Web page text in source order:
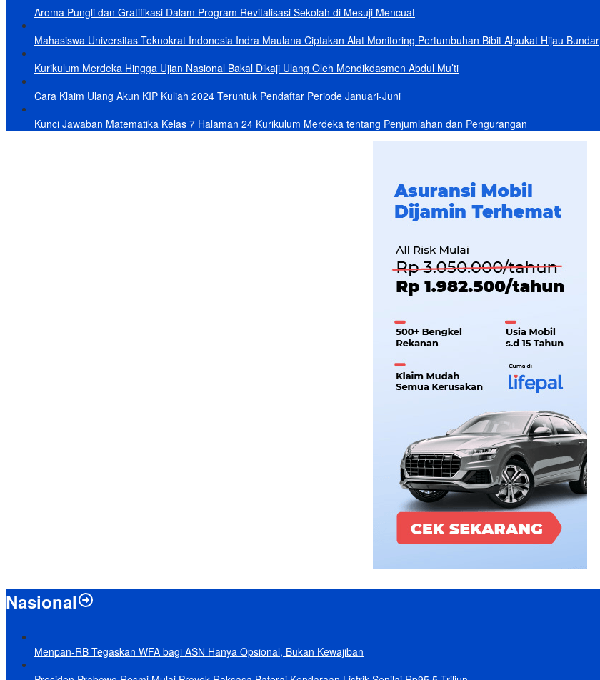
Aroma Pungli dan Gratifikasi Dalam Program Revitalisasi Sekolah di Mesuji Mencuat
Mahasiswa Universitas Teknokrat Indonesia Indra Maulana Ciptakan Alat Monitoring Pertumbuhan Bibit Alpukat Hijau Bundar
Kurikulum Merdeka Hingga Ujian Nasional Bakal Dikaji Ulang Oleh Mendikdasmen Abdul Mu’ti
Cara Klaim Ulang Akun KIP Kuliah 2024 Teruntuk Pendaftar Periode Januari-Juni
Kunci Jawaban Matematika Kelas 7 Halaman 24 Kurikulum Merdeka tentang Penjumlahan dan Pengurangan
Nasional
Menpan-RB Tegaskan WFA bagi ASN Hanya Opsional, Bukan Kewajiban